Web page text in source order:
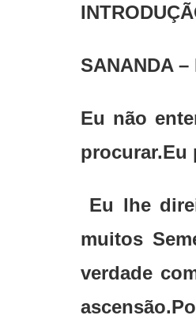
SANANDA –
Eu não
procurar.Eu
Eu lhe
muitos
verdade